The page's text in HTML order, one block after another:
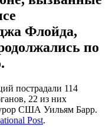
Флойда,
по
пострадали 114
22 из них
США Уильям Барр.
Post.